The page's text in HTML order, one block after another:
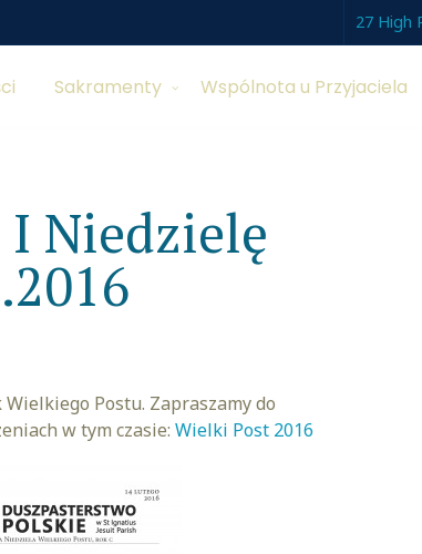
27 High
Sakramenty Wspólnota u Przyjaciela
Niedzielę
Postu. Zapraszamy do
w tym czasie: Wielki Post 2016